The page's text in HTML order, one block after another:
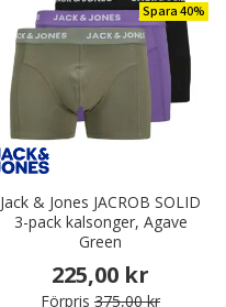
Spara 40%
Jack & Jones JACROB SOLID
3-pack kalsonger, Agave
Green
225,00 kr
Förpris 375,00 kr